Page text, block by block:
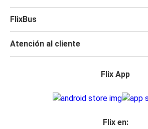
FlixBus
Atención al cliente
Flix App
Flix en: